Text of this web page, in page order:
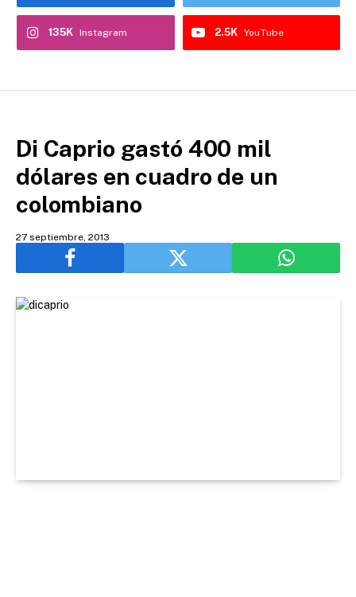
Instagram
135K YouTube
2.5K
Di Caprio gastó 400 mil
dólares en cuadro de un
colombiano
27 septiembre, 2013